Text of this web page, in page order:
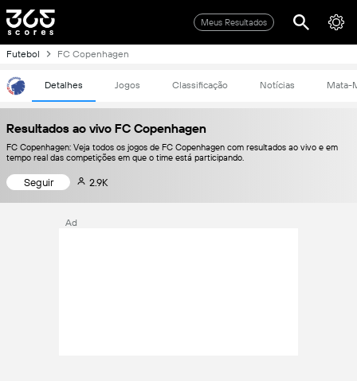
Meus Resultados
Futebol FC Copenhagen
Detalhes Jogos Classificação Notícias Mata-
Resultados ao vivo FC Copenhagen
FC Copenhagen: Veja todos os jogos de FC Copenhagen com resultados ao vivo e em
tempo real das competições em que o time está participando.
Seguir 2.9K
Ad